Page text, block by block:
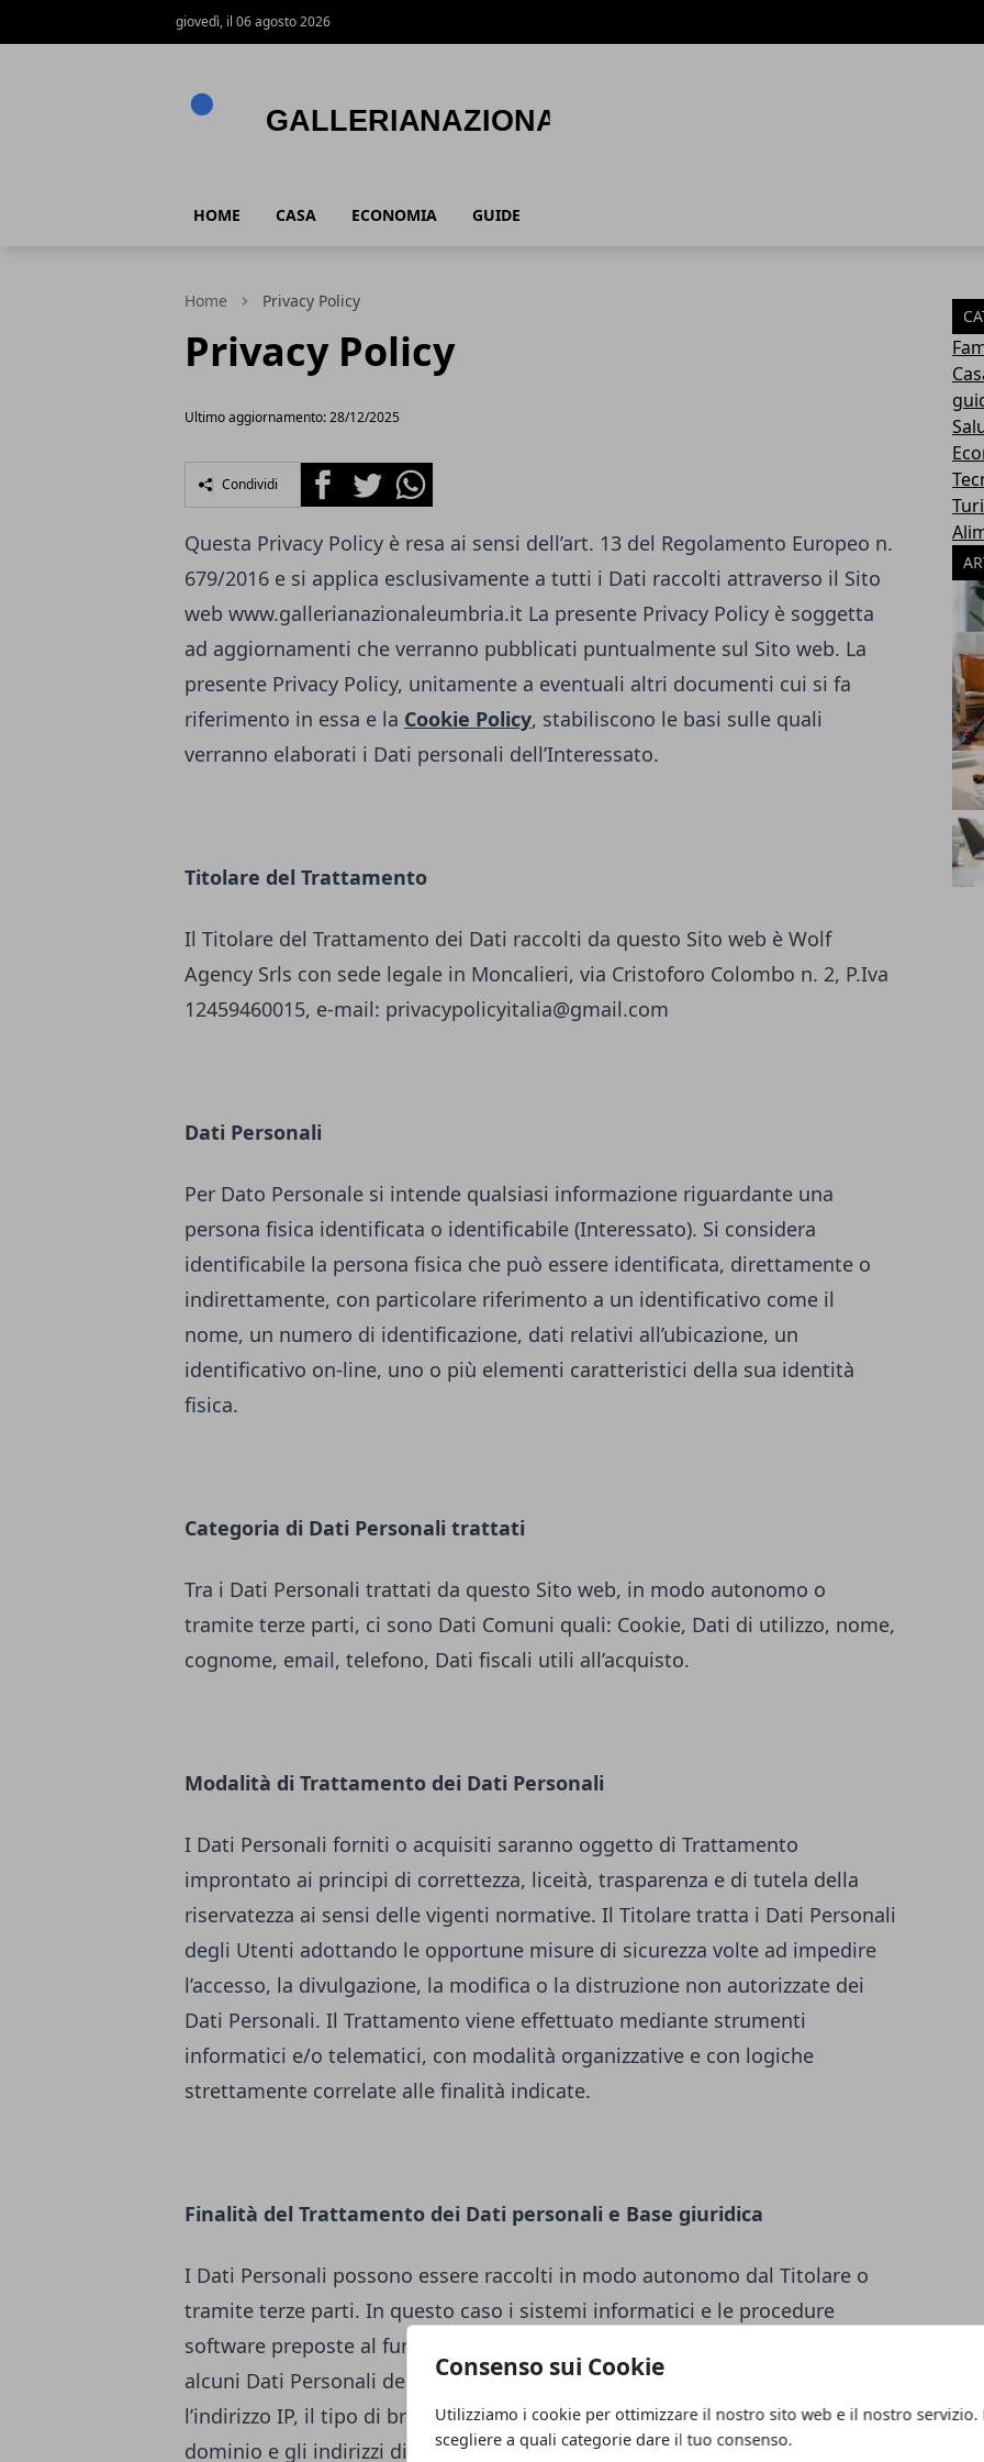
Consenso sui Cookie
Utilizziamo i cookie per ottimizzare il nostro sito web e il nostro servizio.
scegliere a quali categorie dare il tuo consenso.
giovedì, il 06 agosto 2026
HOME CASA ECONOMIA GUIDE
Home Privacy Policy
Privacy Policy
Ultimo aggiornamento: 28/12/2025
Condividi FacebookTwitterWhatsapp
Questa Privacy Policy è resa ai sensi dell’art. 13 del Regolamento Europeo n.
679/2016 e si applica esclusivamente a tutti i Dati raccolti attraverso il Sito
web www.gallerianazionaleumbria.it La presente Privacy Policy è soggetta
ad aggiornamenti che verranno pubblicati puntualmente sul Sito web. La
presente Privacy Policy, unitamente a eventuali altri documenti cui si fa
riferimento in essa e la Cookie Policy, stabiliscono le basi sulle quali
verranno elaborati i Dati personali dell’Interessato.
Titolare del Trattamento
Il Titolare del Trattamento dei Dati raccolti da questo Sito web è Wolf
Agency Srls con sede legale in Moncalieri, via Cristoforo Colombo n. 2, P.Iva
12459460015, e-mail: privacypolicyitalia@gmail.com
Dati Personali
Per Dato Personale si intende qualsiasi informazione riguardante una
persona fisica identificata o identificabile (Interessato). Si considera
identificabile la persona fisica che può essere identificata, direttamente o
indirettamente, con particolare riferimento a un identificativo come il
nome, un numero di identificazione, dati relativi all’ubicazione, un
identificativo on-line, uno o più elementi caratteristici della sua identità
fisica.
Categoria di Dati Personali trattati
Tra i Dati Personali trattati da questo Sito web, in modo autonomo o
tramite terze parti, ci sono Dati Comuni quali: Cookie, Dati di utilizzo, nome,
cognome, email, telefono, Dati fiscali utili all’acquisto.
Modalità di Trattamento dei Dati Personali
I Dati Personali forniti o acquisiti saranno oggetto di Trattamento
improntato ai principi di correttezza, liceità, trasparenza e di tutela della
riservatezza ai sensi delle vigenti normative. Il Titolare tratta i Dati Personali
degli Utenti adottando le opportune misure di sicurezza volte ad impedire
l’accesso, la divulgazione, la modifica o la distruzione non autorizzate dei
Dati Personali. Il Trattamento viene effettuato mediante strumenti
informatici e/o telematici, con modalità organizzative e con logiche
strettamente correlate alle finalità indicate.
Finalità del Trattamento dei Dati personali e Base giuridica
I Dati Personali possono essere raccolti in modo autonomo dal Titolare o
tramite terze parti. In questo caso i sistemi informatici e le procedure
software preposte al funzionamento del presente Sito web acquisiscono
alcuni Dati Personali degli Utenti, di carattere tecnico-informatico (ad es.
l’indirizzo IP, il tipo di browser utilizzato, il sistema operativo, il nome di
dominio e gli indirizzi di siti web dai quali è stato effettuato l’accesso o